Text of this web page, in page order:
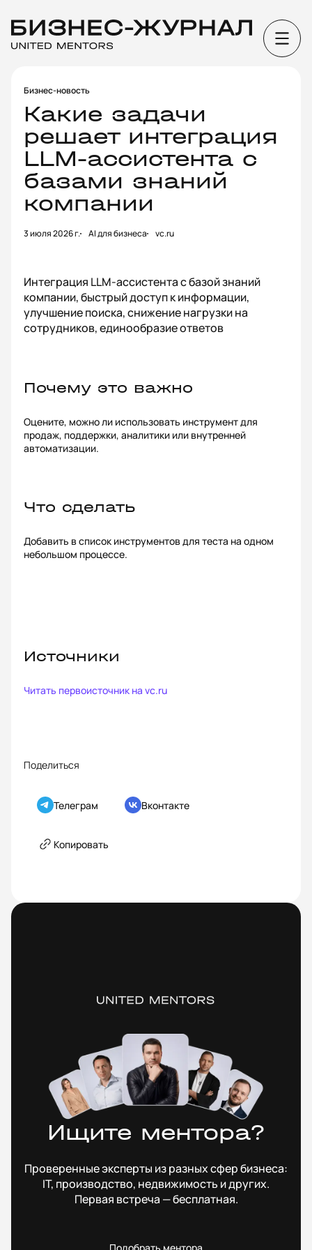
Бизнес-новость
Какие задачи
решает интеграция
LLM-ассистента с
базами знаний
компании
3 июля 2026 г. AI для бизнеса vc.ru
Интеграция LLM-ассистента с базой знаний
компании, быстрый доступ к информации,
улучшение поиска, снижение нагрузки на
сотрудников, единообразие ответов
Почему это важно
Оцените, можно ли использовать инструмент для
продаж, поддержки, аналитики или внутренней
автоматизации.
Что сделать
Добавить в список инструментов для теста на одном
небольшом процессе.
Источники
Читать первоисточник на vc.ru
Поделиться
Телеграм Вконтакте
Копировать
Ищите ментора?
Проверенные эксперты из разных сфер бизнеса:
IT, производство, недвижимость и других.
Первая встреча — бесплатная.